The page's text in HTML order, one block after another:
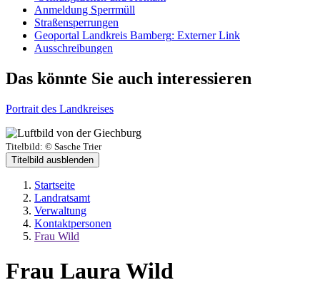
Anmeldung Sperrmüll
Straßensperrungen
Geoportal Landkreis Bamberg: Externer Link
Ausschreibungen
Das könnte Sie auch interessieren
Portrait des Landkreises
Titelbild: © Sasche Trier
Titelbild ausblenden
Startseite
Landratsamt
Verwaltung
Kontaktpersonen
Frau Wild
Frau Laura Wild